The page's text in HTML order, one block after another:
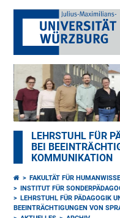
LEHRSTUHL FÜR
BEI
KOMMUNIKATION
FAKULTÄT FÜR
INSTITUT FÜR
LEHRSTUHL FÜR PÄDAGOGIK
BEEINTRÄCHTIGUNGEN VON